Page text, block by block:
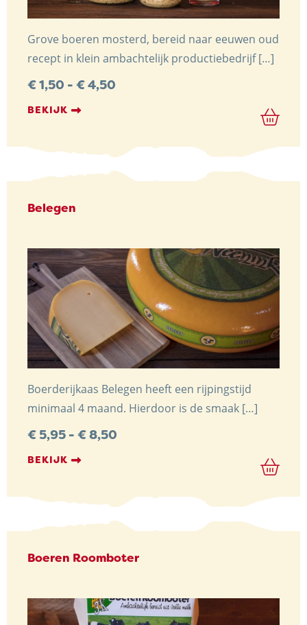
Grove boeren mosterd, bereid naar eeuwen oud
recept in klein ambachtelijk productiebedrijf […]
€1,50 - €4,50
BEKIJK
Belegen
Boerderijkaas Belegen heeft een rijpingstijd
minimaal 4 maand. Hierdoor is de smaak […]
€ 5,95 - €8,50
BEKIJK
Boeren Roomboter